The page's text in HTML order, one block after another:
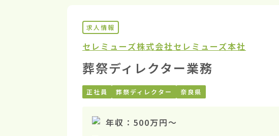
求人情報
セレミューズ株式会社セレミューズ本社
葬祭ディレクター業務
正社員 葬祭ディレクター 奈良県
年収： 500万円〜